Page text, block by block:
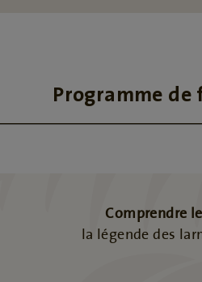
Programme de
Comprendre
la légende des